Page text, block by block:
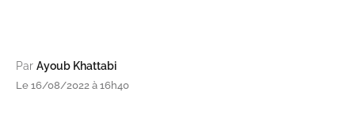
Par Ayoub Khattabi
Le 16/08/2022 à 16h40